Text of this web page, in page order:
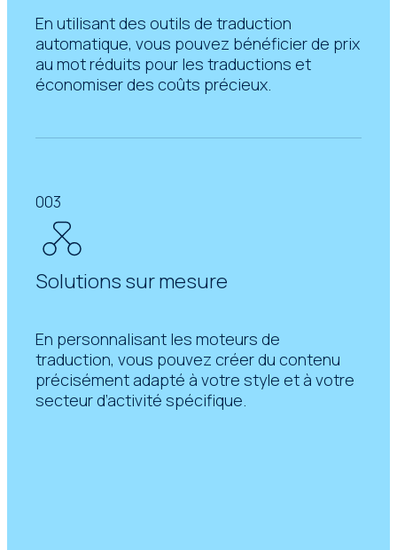
En utilisant des outils de traduction
automatique, vous pouvez bénéficier de prix
au mot réduits pour les traductions et
économiser des coûts précieux.
003
Solutions sur mesure
En personnalisant les moteurs de
traduction, vous pouvez créer du contenu
précisément adapté à votre style et à votre
secteur d’activité spécifique.